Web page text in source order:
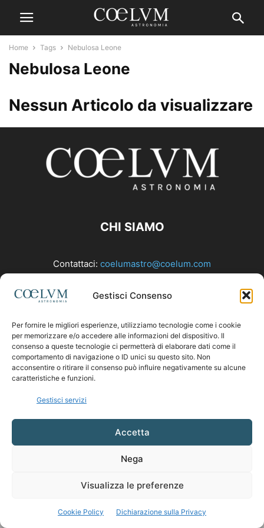
Gestisci Consenso
Per fornire le migliori esperienze, utilizziamo tecnologie come i cookie
per memorizzare e/o accedere alle informazioni del dispositivo. Il
consenso a queste tecnologie ci permetterà di elaborare dati come il
comportamento di navigazione o ID unici su questo sito. Non
acconsentire o ritirare il consenso può influire negativamente su alcune
caratteristiche e funzioni.
Gestisci servizi
Accetta
Nega
Visualizza le preferenze
Cookie Policy Dichiarazione sulla Privacy
Home Tags Nebulosa Leone
Nebulosa Leone
Nessun Articolo da visualizzare
CHI SIAMO
Contattaci: coelumastro@coelum.com
SEGUICI